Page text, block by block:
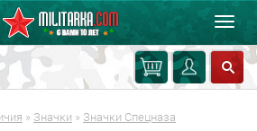
» Значки » Значки Спецназа